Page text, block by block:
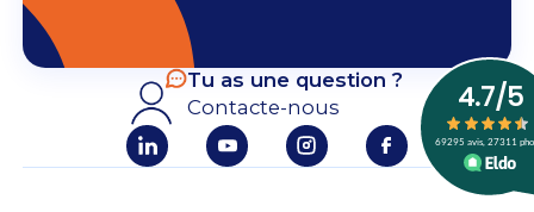
Tu as une question ?
Contacte-nous